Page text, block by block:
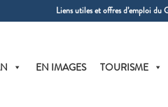
Liens utiles et offres d’emploi du
EN IMAGES TOURISME